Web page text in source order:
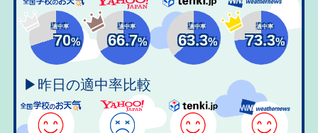
適中率
70%
適中率
66.7%
適中率
63.3%
適中率
73.3%
▶昨日の適中率比較